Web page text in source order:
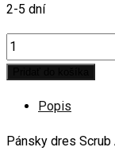
2-5 dní
ION
dres
Scrub
Popis
Pánsky dres